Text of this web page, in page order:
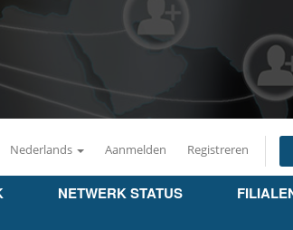
Nederlands Aanmelden Registreren
NETWERK STATUS